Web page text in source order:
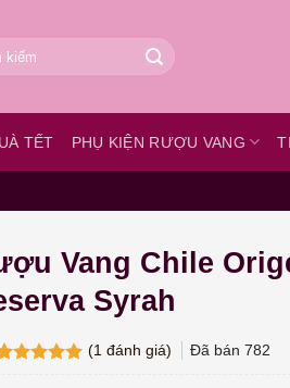
TẾT PHỤ KIỆN RƯỢU VANG
Vang Chile
Syrah
(1 đánh giá) Đã bán 782